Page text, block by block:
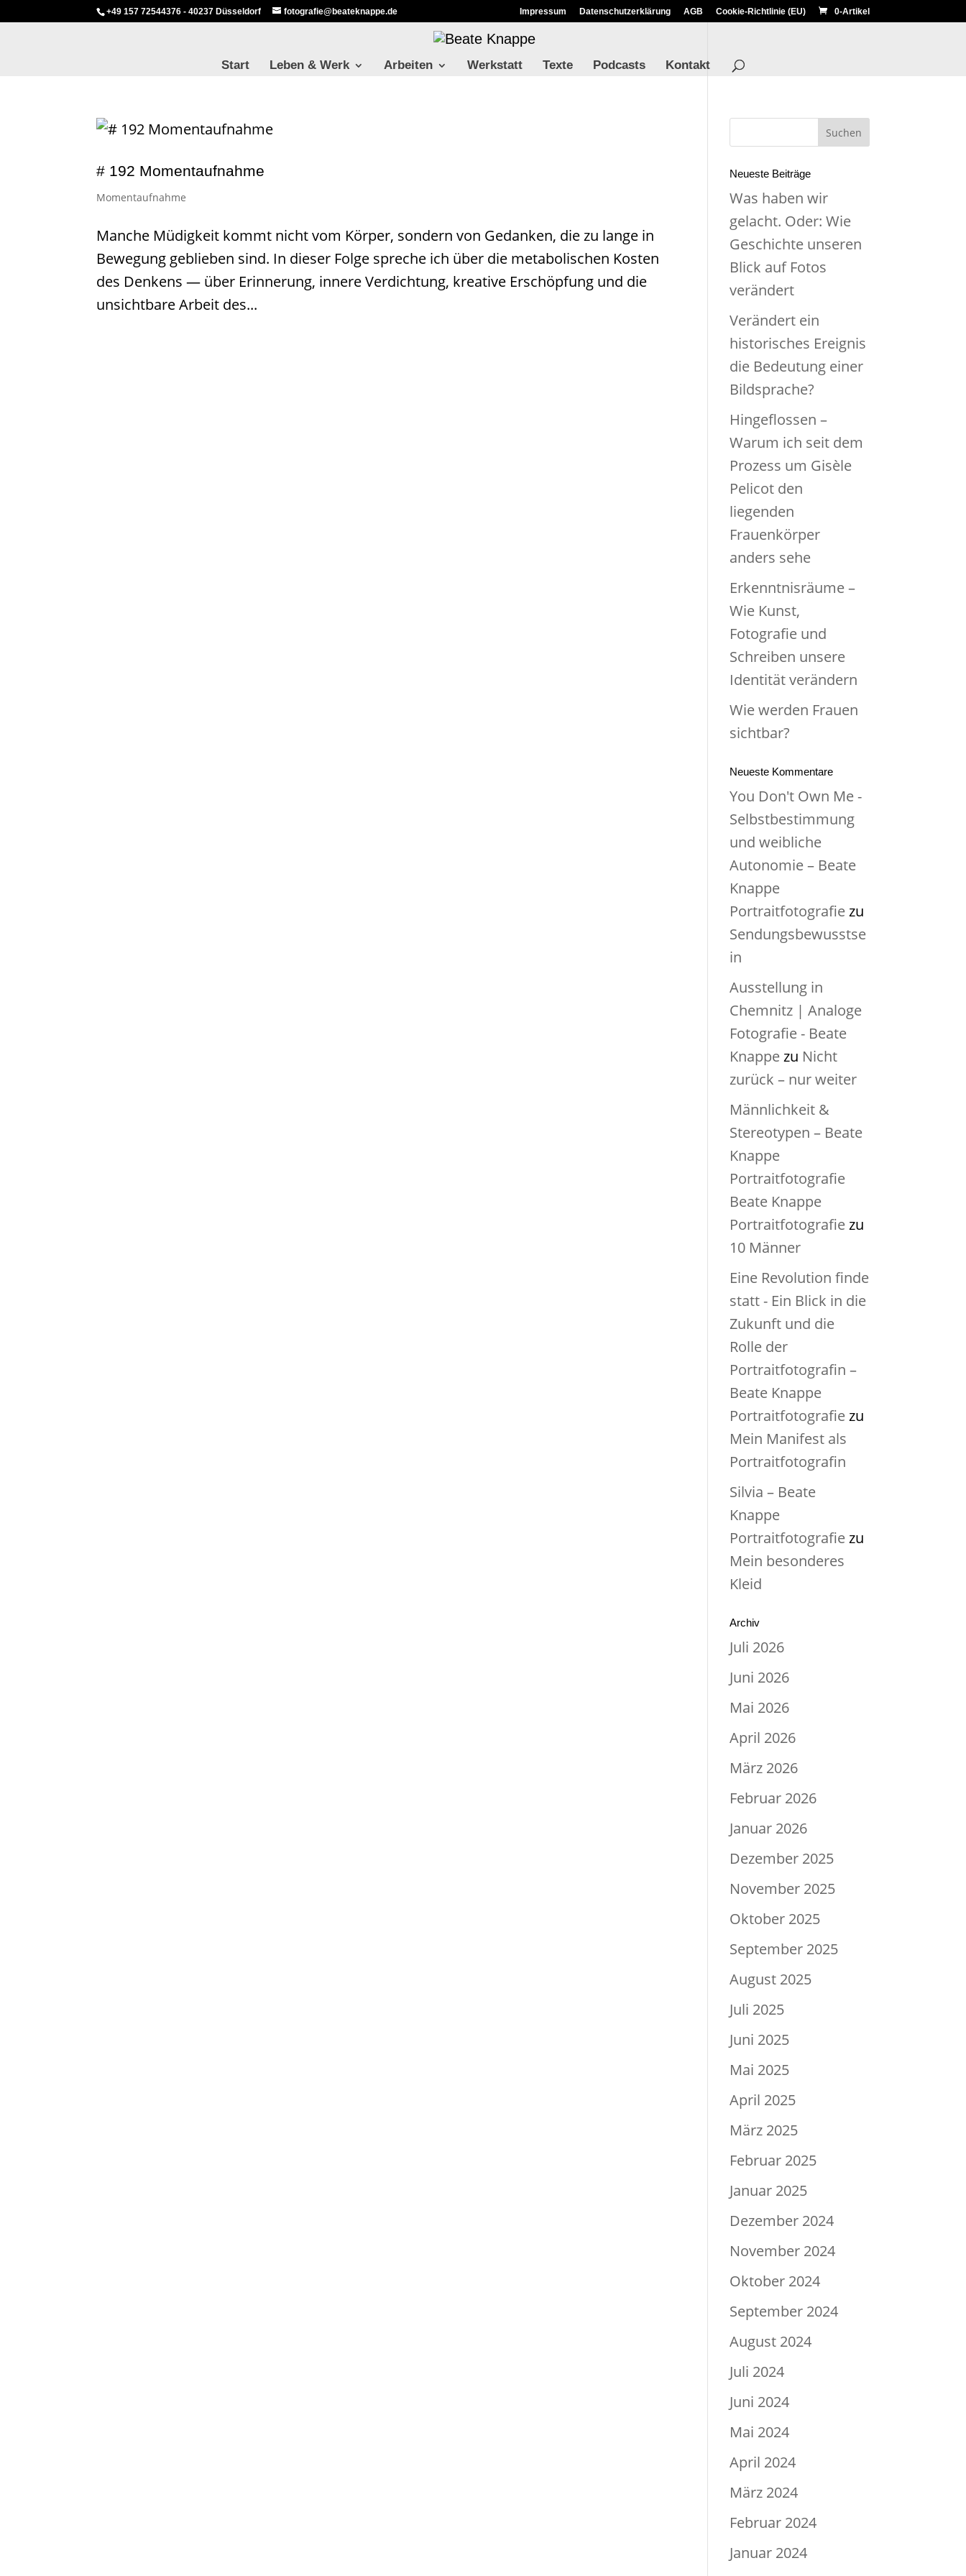
+49 157 72544376 - 40237 Düsseldorf fotografie@beateknappe.de Impressum Datenschutzerklärung AGB Cookie-Richtlinie (EU) 0-Artikel
Start Leben & Werk Arbeiten Werkstatt Texte Podcasts Kontakt
# 192 Momentaufnahme
Momentaufnahme
Manche Müdigkeit kommt nicht vom Körper, sondern von Gedanken, die zu lange in
Bewegung geblieben sind. In dieser Folge spreche ich über die metabolischen Kosten
des Denkens — über Erinnerung, innere Verdichtung, kreative Erschöpfung und die
unsichtbare Arbeit des...
Neueste Beiträge
Was haben wir
gelacht. Oder: Wie
Geschichte unseren
Blick auf Fotos
verändert
Verändert ein
historisches Ereignis
die Bedeutung einer
Bildsprache?
Hingeflossen –
Warum ich seit dem
Prozess um Gisèle
Pelicot den
liegenden
Frauenkörper
anders sehe
Erkenntnisräume –
Wie Kunst,
Fotografie und
Schreiben unsere
Identität verändern
Wie werden Frauen
sichtbar?
Neueste Kommentare
You Don't Own Me -
Selbstbestimmung
und weibliche
Autonomie – Beate
Knappe
Portraitfotografiezu
Sendungsbewusstse
in
Ausstellung in
Chemnitz | Analoge
Fotografie - Beate
Knappezu Nicht
zurück – nur weiter
Männlichkeit &
Stereotypen – Beate
Knappe
Portraitfotografie
Beate Knappe
Portraitfotografiezu
10 Männer
Eine Revolution finde
statt - Ein Blick in die
Zukunft und die
Rolle der
Portraitfotografin –
Beate Knappe
Portraitfotografiezu
Mein Manifest als
Portraitfotografin
Silvia – Beate
Knappe
Portraitfotografiezu
Mein besonderes
Kleid
Archiv
Juli 2026
Juni 2026
Mai 2026
April 2026
März 2026
Februar 2026
Januar 2026
Dezember 2025
November 2025
Oktober 2025
September 2025
August 2025
Juli 2025
Juni 2025
Mai 2025
April 2025
März 2025
Februar 2025
Januar 2025
Dezember 2024
November 2024
Oktober 2024
September 2024
August 2024
Juli 2024
Juni 2024
Mai 2024
April 2024
März 2024
Februar 2024
Januar 2024